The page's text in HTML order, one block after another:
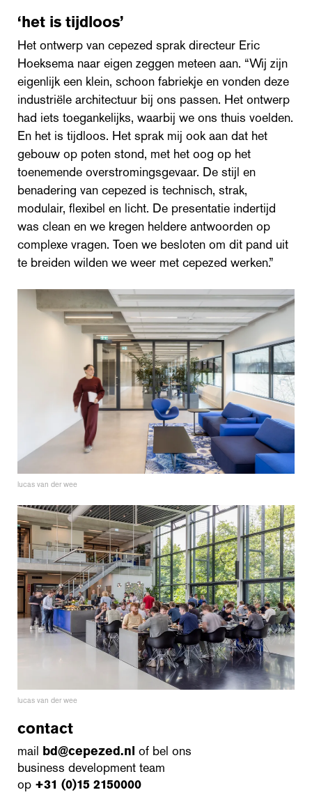
‘het is tijdloos’
Het ontwerp van cepezed sprak directeur Eric
Hoeksema naar eigen zeggen meteen aan. “Wij zijn
eigenlijk een klein, schoon fabriekje en vonden deze
industriële architectuur bij ons passen. Het ontwerp
had iets toegankelijks, waarbij we ons thuis voelden.
En het is tijdloos. Het sprak mij ook aan dat het
gebouw op poten stond, met het oog op het
toenemende overstromingsgevaar. De stijl en
benadering van cepezed is technisch, strak,
modulair, flexibel en licht. De presentatie indertijd
was clean en we kregen heldere antwoorden op
complexe vragen. Toen we besloten om dit pand uit
te breiden wilden we weer met cepezed werken.”
lucas van der wee
lucas van der wee
contact
mail bd@cepezed.nl of bel ons
business development team
op +31 (0)15 2150000